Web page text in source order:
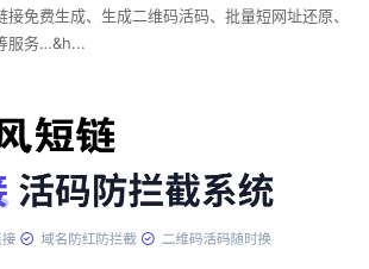
免费生成、生成二维码活码、批量短网址还原、
服务…&h...